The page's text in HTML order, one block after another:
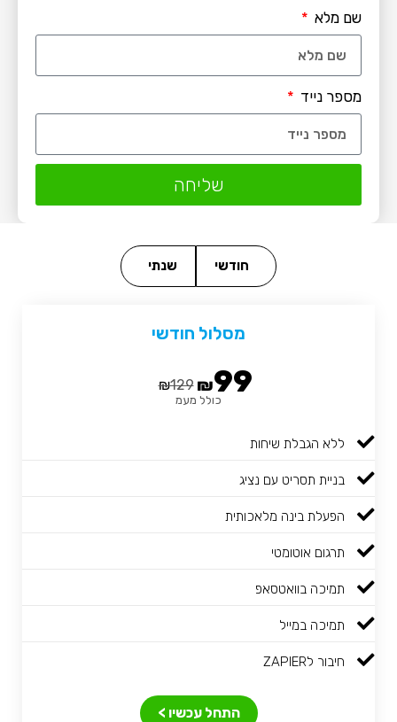
שם מלא
מספר נייד
שליחה
חודשי שנתי
מסלול חודשי
₪129 ₪99
כולל מעמ
ללא הגבלת שיחות
בניית תסריט עם נציג
הפעלת בינה מלאכותית
תרגום אוטומטי
תמיכה בוואטסאפ
תמיכה במייל
חיבור לZAPIER
התחל עכשיו >